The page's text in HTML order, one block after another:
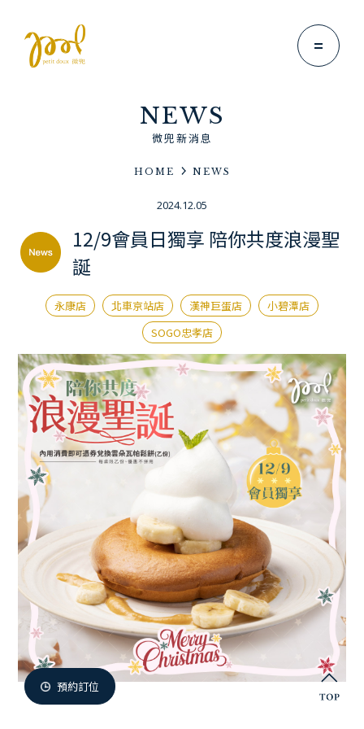
預約訂位
微兜故事
News
Menu
微兜菜單
Location
微兜門市
Members
微兜會員
Reservation
NEWS
微兜新消息
HOME NEWS
2024.12.05
12/9會員日獨享 陪你共度浪漫聖
誕
永康店 北車京站店 漢神巨蛋店
小碧潭店
SOGO忠孝店